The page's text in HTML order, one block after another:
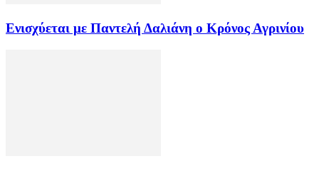
Ενισχύεται με Παντελή Δαλιάνη ο Κρόνος Αγρινίου